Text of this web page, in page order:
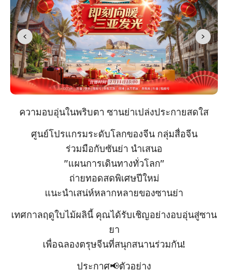
ความอบอุ่นในพริบตา ซานย่าเปล่งประกายสดใส
ศูนย์โปรแกรมระดับโลกของจีน กลุ่มสื่อจีน
ร่วมมือกับซันย่า นําเสนอ
"แผนการเดินทางทั่วโลก"
ถ่ายทอดสดพิเศษปีใหม่
แนะนําเสน่ห์หลากหลายของซานย่า
เทศกาลฤดูใบไม้ผลินี้ คุณได้รับเชิญอย่างอบอุ่นสู่ซาน
ยา
เพื่อฉลองตรุษจีนที่สนุกสนานร่วมกัน!
ประกาศ📢ตัวอย่าง